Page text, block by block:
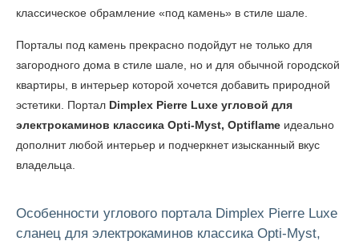
классическое обрамление «под камень» в стиле шале.
Порталы под камень прекрасно подойдут не только для
загородного дома в стиле шале, но и для обычной городской
квартиры, в интерьер которой хочется добавить природной
эстетики. Портал Dimplex Pierre Luxe угловой для
электрокаминов классика Opti-Myst, Optiflame идеально
дополнит любой интерьер и подчеркнет изысканный вкус
владельца.
Особенности углового портала Dimplex Pierre Luxe
сланец для электрокаминов классика Opti-Myst,